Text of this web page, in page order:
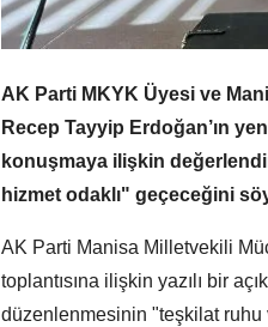
AK Parti MKYK Üyesi ve
Recep Tayyip Erdoğan’ın
konuşmaya ilişkin
hizmet odaklı" geçeceğini
AK Parti Manisa Milletvekili
toplantısına ilişkin yazılı bir
düzenlenmesinin "teşkilat ruhu